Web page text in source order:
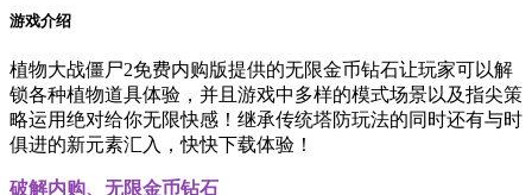
游戏介绍
植物大战僵尸2免费内购版提供的无限金币钻石让玩家可以解
锁各种植物道具体验，并且游戏中多样的模式场景以及指尖策
略运用绝对给你无限快感！继承传统塔防玩法的同时还有与时
俱进的新元素汇入，快快下载体验！
破解内购、无限金币钻石